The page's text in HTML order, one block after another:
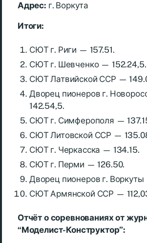
Адрес: г. Воркута
Итоги:
СЮТ г. Риги — 157.51.
СЮТ г. Шевченко — 152.24,5.
СЮТ Латвийской ССР —
Дворец пионеров г.
142.54,5.
СЮТ г. Симферополя —
СЮТ Литовской ССР —
СЮТ г. Черкасска — 134.15.
СЮТ г. Перми — 126.50.
Дворец пионеров г.
СЮТ Армянской ССР —
Отчёт о соревнованиях от
“Моделист-Конструктор”: